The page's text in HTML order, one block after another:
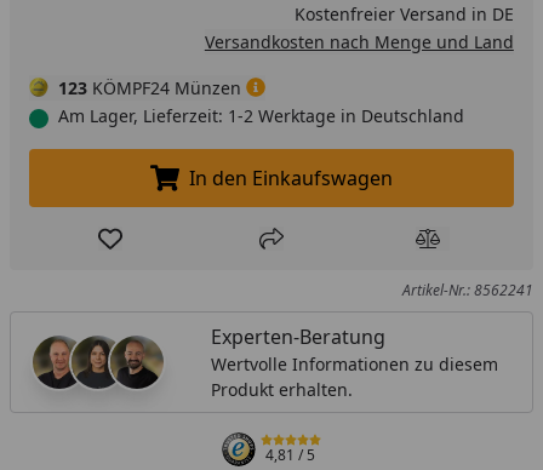
Kostenfreier Versand in DE
Versandkosten nach Menge und Land
123 KÖMPF24 Münzen
Am Lager, Lieferzeit: 1-2 Werktage in Deutschland
In den Einkaufswagen legen
In den Einkaufswagen
Produkt zur Wunschliste hinzufügen
Teilen Produkt
Artikel-Nr.: 8562241
Experten-Beratung
Wertvolle Informationen zu diesem
Produkt erhalten.
4,81/ 5